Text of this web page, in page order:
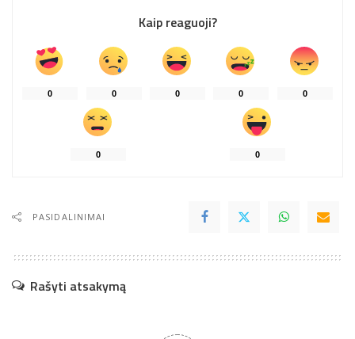
Kaip reaguoji?
0 0 0 0 0
0 0
PASIDALINIMAI
Rašyti atsakymą